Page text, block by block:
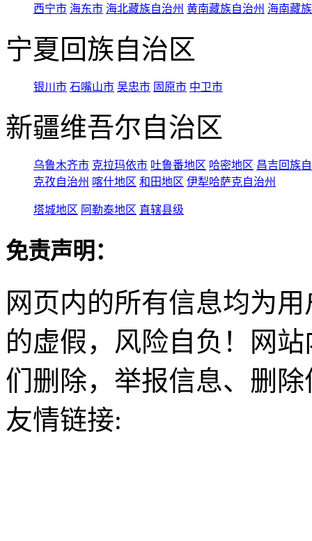
西宁市 海东市 海北藏族自治州 黄南藏族自治州 海南藏
宁夏回族自治区
银川市 石嘴山市 吴忠市 固原市 中卫市
新疆维吾尔自治区
乌鲁木齐市 克拉玛依市 吐鲁番地区 哈密地区 昌吉回族
克孜自治州 喀什地区 和田地区 伊犁哈萨克自治州
塔城地区 阿勒泰地区 直辖县级
免责声明：
网页内的所有信息均为
的虚假，风险自负！网
们删除，举报信息、删
友情链接: